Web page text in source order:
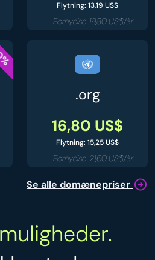
Flytning: 13,19 US$
Fornyelse: 19,80 US$/år
.org
16,80 US$
Flytning: 15,25 US$
Fornyelse: 21,60 US$/år
Se alle domænepriser
muligheder.